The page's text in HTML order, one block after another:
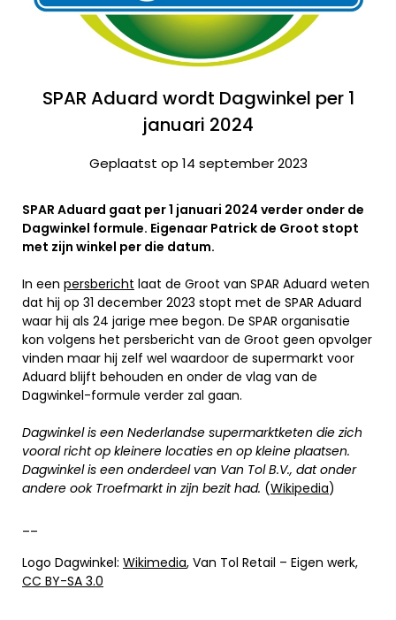
SPAR Aduard wordt Dagwinkel per 1
januari 2024
Geplaatst op 14 september 2023
SPAR Aduard gaat per 1 januari 2024 verder onder de
Dagwinkel formule. Eigenaar Patrick de Groot stopt
met zijn winkel per die datum.
In een persbericht laat de Groot van SPAR Aduard weten
dat hij op 31 december 2023 stopt met de SPAR Aduard
waar hij als 24 jarige mee begon. De SPAR organisatie
kon volgens het persbericht van de Groot geen opvolger
vinden maar hij zelf wel waardoor de supermarkt voor
Aduard blijft behouden en onder de vlag van de
Dagwinkel-formule verder zal gaan.
Dagwinkel is een Nederlandse supermarktketen die zich
vooral richt op kleinere locaties en op kleine plaatsen.
Dagwinkel is een onderdeel van Van Tol B.V., dat onder
andere ook Troefmarkt in zijn bezit had. (Wikipedia)
Logo Dagwinkel: Wikimedia, Van Tol Retail – Eigen werk,
CC BY-SA 3.0